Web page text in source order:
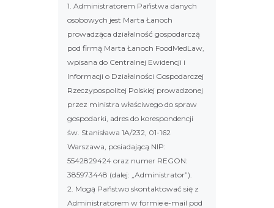
1. Administratorem Państwa danych
osobowych jest Marta Łanoch
prowadząca działalność gospodarczą
pod firmą Marta Łanoch FoodMedLaw,
wpisana do Centralnej Ewidencji i
Informacji o Działalności Gospodarczej
Rzeczypospolitej Polskiej prowadzonej
przez ministra właściwego do spraw
gospodarki, adres do korespondencji
św. Stanisława 1A/232, 01-162
Warszawa, posiadającą NIP:
5542829424 oraz numer REGON:
385973448 (dalej: „Administrator”).
2. Mogą Państwo skontaktować się z
Administratorem w formie e-mail pod